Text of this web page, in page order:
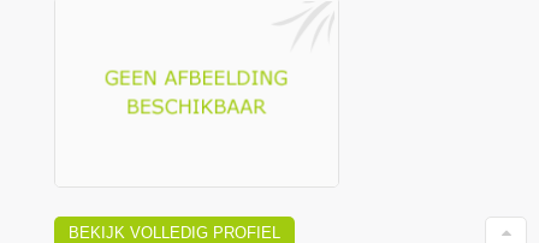
BEKIJK VOLLEDIG PROFIEL